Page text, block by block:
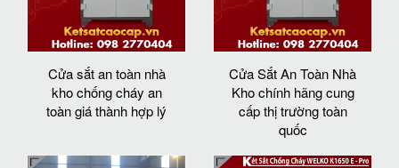
Cửa sắt an toàn nhà
kho chống cháy an
toàn giá thành hợp lý
Cửa Sắt An Toàn Nhà
Kho chính hãng cung
cấp thị trường toàn
quốc